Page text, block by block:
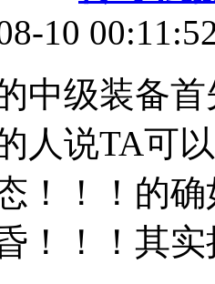
10
中级装备
人说TA可
！！！的
！！！其